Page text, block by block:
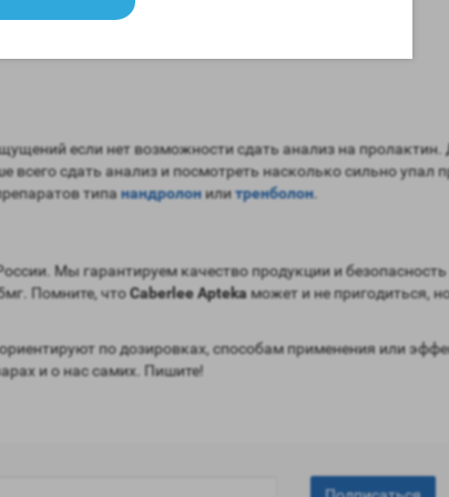
если нет возможности сдать анализ на пролактин.
сдать анализ и посмотреть насколько сильно упал
типанандролонилитренболон.
Мы гарантируем качество продукции и
Помните, чтоCaberlee Aptekaможет и не пригодиться,
по дозировках, способам применения или
и о нас самих. Пишите!